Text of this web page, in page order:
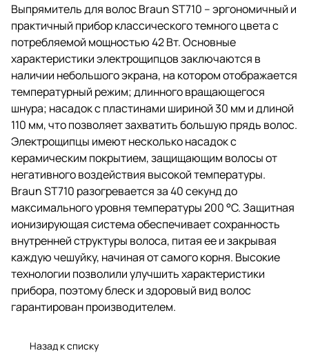
Выпрямитель для волос Braun ST710 – эргономичный и
практичный прибор классического темного цвета с
потребляемой мощностью 42 Вт. Основные
характеристики электрощипцов заключаются в
наличии небольшого экрана, на котором отображается
температурный режим; длинного вращающегося
шнура; насадок с пластинами шириной 30 мм и длиной
110 мм, что позволяет захватить большую прядь волос.
Электрощипцы имеют несколько насадок с
керамическим покрытием, защищающим волосы от
негативного воздействия высокой температуры.
Braun ST710 разогревается за 40 секунд до
максимального уровня температуры 200 °С. Защитная
ионизирующая система обеспечивает сохранность
внутренней структуры волоса, питая ее и закрывая
каждую чешуйку, начиная от самого корня. Высокие
технологии позволили улучшить характеристики
прибора, поэтому блеск и здоровый вид волос
гарантирован производителем.
Назад к списку